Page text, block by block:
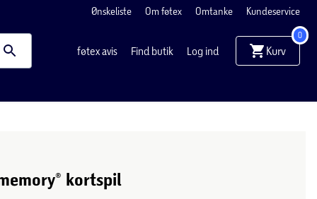
Ønskeliste Om føtex Omtanke Kundeservice
føtex avis Find butik Log ind Kurv
0
kortspil